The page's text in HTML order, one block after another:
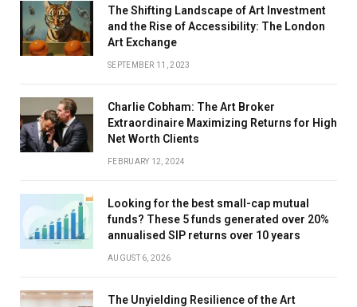
The Shifting Landscape of Art Investment
and the Rise of Accessibility: The London
Art Exchange
SEPTEMBER 11, 2023
Charlie Cobham: The Art Broker
Extraordinaire Maximizing Returns for High
Net Worth Clients
FEBRUARY 12, 2024
Looking for the best small-cap mutual
funds? These 5 funds generated over 20%
annualised SIP returns over 10 years
AUGUST 6, 2026
The Unyielding Resilience of the Art